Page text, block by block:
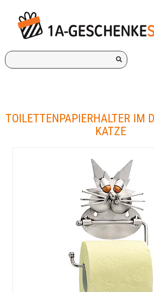
Ich
suche
TOILETTENPAPIERHALTER IM
KATZE